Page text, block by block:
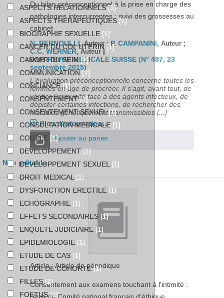
Du bilan préconceptionnel à la prise en charge des
pathologies intercurrentes : suivi des grossesses au
cabinet
N. BERNOULLI, Auteur ;P. CAMPANINI, Auteur ;
C.C. WERNER, Auteur |
DansREVUE MEDICALE SUISSE (N° 487, 23
septembre 2015)
L'évaluation préconceptionnelle concerne toutes les
femmes en âge de procréer. Il s'agit, avant tout, de
vérifier l'immunité face à des agents infectieux, de
dépister certaines infections, de rechercher des
maladies génétiquement transmissibles [...]
Plus d'information...
Ajouter au panier
Non prêtable
Article : Article de périodique
Consentement aux examens touchant à l'intimité :
ASPECTS RELATIONNELS[1]
ASPECTS THERAPEUTIQUES[1]
BIOGRAPHIE SEXUELLE [1]
CANCER DU COL UTERIN [1]
CANCER DU SEIN[1]
COMMUNICATION [1]
CONFIANCE[1]
CONSENTEMENT[1]
CONSENTEMENT SEXUEL[1]
CONSULTATION MEDICALE [1]
COUPLE [1]
DEVELOPPEMENT [1]
DEVELOPPEMENT SEXUEL [1]
DROIT MEDICAL [1]
DYSFONCTION ERECTILE [1]
ECHOGRAPHIE [1]
EFFETS SECONDAIRES [1]
ENQUETE JUDICIAIRE [1]
EPIDEMIOLOGIE [1]
ETUDE DE CAS [1]
ETUDE DE COHORTE[1]
FILLES[1]
FOETUS[1]